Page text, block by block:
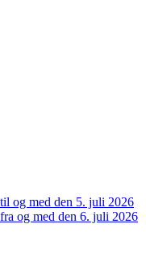
og med den 5. juli 2026
og med den 6. juli 2026